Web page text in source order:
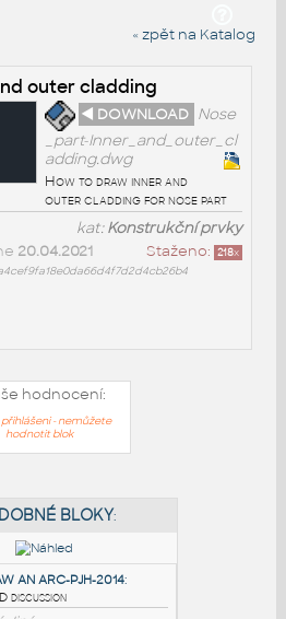
« zpět na Katalog
outer cladding
◄ DOWNLOAD Nose
_part-Inner_and_outer_cl
adding.dwg
How to draw inner and
outer cladding for nose part
kat:Konstrukční prvky
Staženo: 218x
20.04.2021
hodnocení:
přihlášeni - nemůžete
hodnotit blok